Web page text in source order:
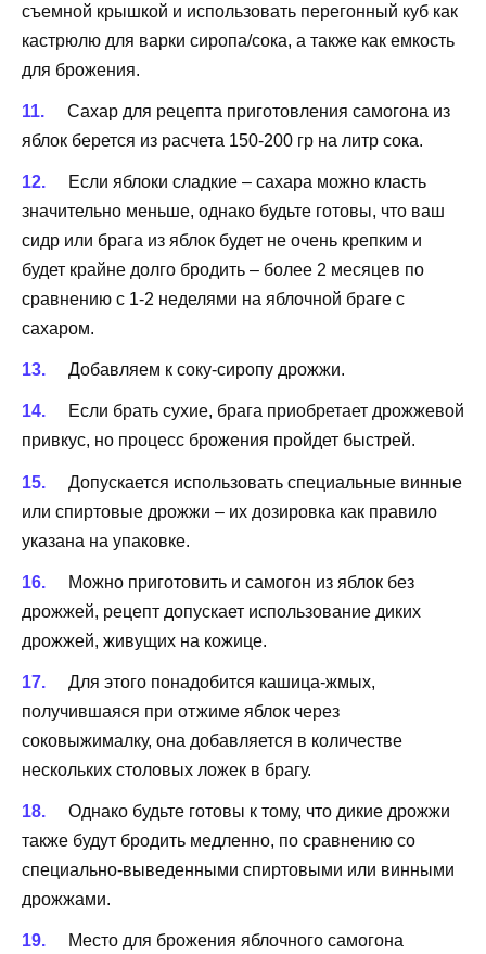
съемной крышкой и использовать перегонный куб как
кастрюлю для варки сиропа/сока, а также как емкость
для брожения.
Сахар для рецепта приготовления самогона из
яблок берется из расчета 150-200 гр на литр сока.
Если яблоки сладкие – сахара можно класть
значительно меньше, однако будьте готовы, что ваш
сидр или брага из яблок будет не очень крепким и
будет крайне долго бродить – более 2 месяцев по
сравнению с 1-2 неделями на яблочной браге с
сахаром.
Добавляем к соку-сиропу дрожжи.
Если брать сухие, брага приобретает дрожжевой
привкус, но процесс брожения пройдет быстрей.
Допускается использовать специальные винные
или спиртовые дрожжи – их дозировка как правило
указана на упаковке.
Можно приготовить и самогон из яблок без
дрожжей, рецепт допускает использование диких
дрожжей, живущих на кожице.
Для этого понадобится кашица-жмых,
получившаяся при отжиме яблок через
соковыжималку, она добавляется в количестве
нескольких столовых ложек в брагу.
Однако будьте готовы к тому, что дикие дрожжи
также будут бродить медленно, по сравнению со
специально-выведенными спиртовыми или винными
дрожжами.
Место для брожения яблочного самогона